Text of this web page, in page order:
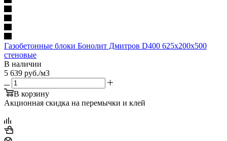
Газобетонные блоки Бонолит Дмитров D400 625х200х500
стеновые
В наличии
5 639 руб./м3
В корзину
Акционная скидка на перемычки и клей